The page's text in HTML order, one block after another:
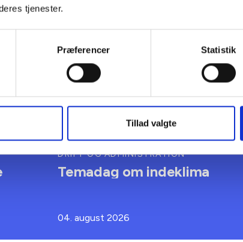
tjenester.
Præferencer Statistik
Tillad valgte
du orientere dig om, hvordan vi behandler oplysninger
med vores rådgivning.
DRIFT OG ADMINISTRATION
Temadag om indeklima
04. august 2026